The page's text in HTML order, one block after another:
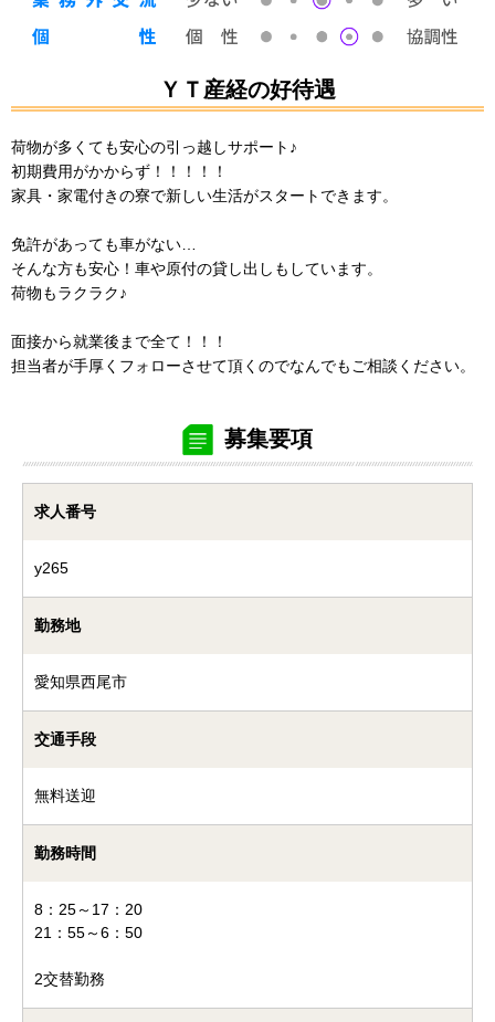
ＹＴ産経の好待遇
荷物が多くても安心の引っ越しサポート♪
初期費用がかからず！！！！！
家具・家電付きの寮で新しい生活がスタートできます。
免許があっても車がない…
そんな方も安心！車や原付の貸し出しもしています。
荷物もラクラク♪
面接から就業後まで全て！！！
担当者が手厚くフォローさせて頂くのでなんでもご相談ください。
募集要項
求人番号
y265
勤務地
愛知県西尾市
交通手段
無料送迎
勤務時間
8：25～17：20
21：55～6：50
2交替勤務